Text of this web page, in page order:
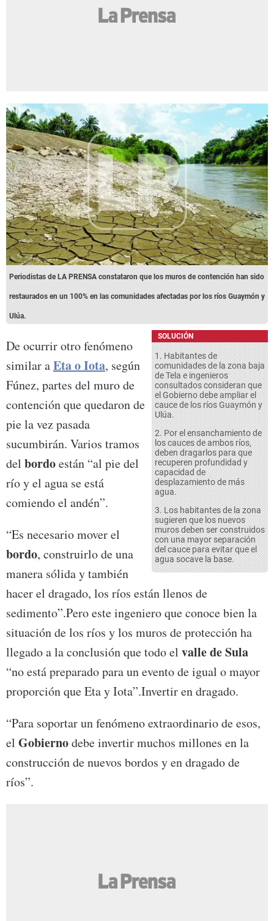
Periodistas de LA PRENSA constataron que los muros de contención han sido
restaurados en un 100% en las comunidades afectadas por los ríos Guaymón y
Ulúa.
SOLUCIÓN
1. Habitantes de
comunidades de la zona baja
de Tela e ingenieros
consultados consideran que
el Gobierno debe ampliar el
cauce de los ríos Guaymón y
Ulúa.
2. Por el ensanchamiento de
los cauces de ambos ríos,
deben dragarlos para que
recuperen profundidad y
capacidad de
desplazamiento de más
agua.
3. Los habitantes de la zona
sugieren que los nuevos
muros deben ser construidos
con una mayor separación
del cauce para evitar que el
agua socave la base.
De ocurrir otro fenómeno
similar aEta o Iota, según
Fúnez, partes del muro de
contención que quedaron de
pie la vez pasada
sucumbirán. Varios tramos
del bordoestán “al pie del
río y el agua se está
comiendo el andén”.
“Es necesario mover el
bordo, construirlo de una
manera sólida y también
hacer el dragado, los ríos están llenos de
sedimento”.Pero este ingeniero que conoce bien la
situación de los ríos y los muros de protección ha
llegado a la conclusión que todo el valle de Sula
“no está preparado para un evento de igual o mayor
proporción que Eta y Iota”.Invertir en dragado.
“Para soportar un fenómeno extraordinario de esos,
el Gobiernodebe invertir muchos millones en la
construcción de nuevos bordos y en dragado de
ríos”.